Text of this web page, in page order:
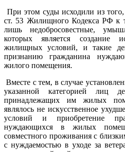
При этом суды исходили из
ст. 53 Жилищного Кодекса РФ к
лишь недобросовестные,
которых является создание
жилищных условий, и такие
признанию гражданина
жилого помещения.
Вместе с тем, в случае
указанной категорией лиц
принадлежащих им жилых
являлось не искусственное
условий и приобретение
нуждающихся в жилых
совместного проживания с
с нуждаемостью в уходе за